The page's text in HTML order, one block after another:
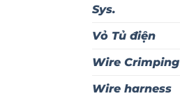
Sys.
Vỏ Tủ điện
Wire Crimping
Wire harness